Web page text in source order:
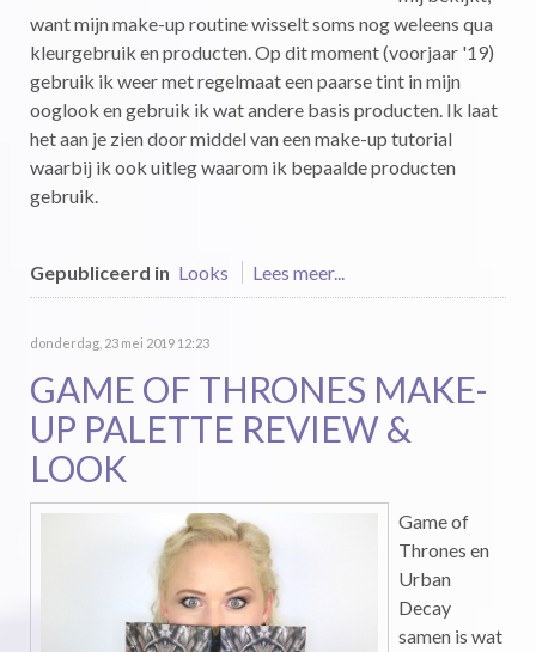
want mijn make-up routine wisselt soms nog weleens qua
kleurgebruik en producten. Op dit moment (voorjaar '19)
gebruik ik weer met regelmaat een paarse tint in mijn
ooglook en gebruik ik wat andere basis producten. Ik laat
het aan je zien door middel van een make-up tutorial
waarbij ik ook uitleg waarom ik bepaalde producten
gebruik.
Gepubliceerd in Looks Lees meer...
donderdag, 23 mei 2019 12:23
GAME OF THRONES MAKE-
UP PALETTE REVIEW &
LOOK
Game of
Thrones en
Urban
Decay
samen is wat